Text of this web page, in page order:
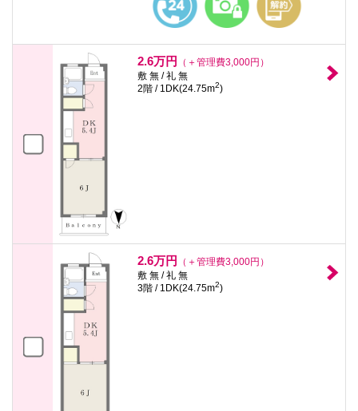
2.6万円
（＋管理費3,000円）
敷 無 / 礼 無
2階 / 1DK(24.75m2)
2.6万円
（＋管理費3,000円）
敷 無 / 礼 無
3階 / 1DK(24.75m2)